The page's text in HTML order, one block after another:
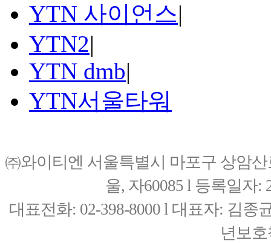
YTN 사이언스|
YTN2|
YTN dmb|
YTN서울타워
㈜와이티엔 서울특별시 마포구 상암
울, 자60085 l 등록일자:
대표전화: 02-398-8000 l 대표자: 김종
년보